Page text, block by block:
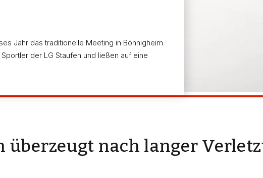
Jahr das traditionelle Meeting in Bönnigheim
der LG Staufen und ließen auf eine
nach langer